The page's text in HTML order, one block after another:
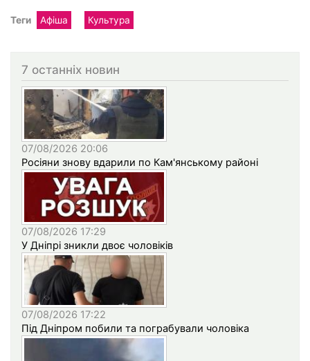
Теги Афіша Культура
7 останніх новин
07/08/2026 20:06
Росіяни знову вдарили по Кам'янському районі
07/08/2026 17:29
У Дніпрі зникли двоє чоловіків
07/08/2026 17:22
Під Дніпром побили та пограбували чоловіка